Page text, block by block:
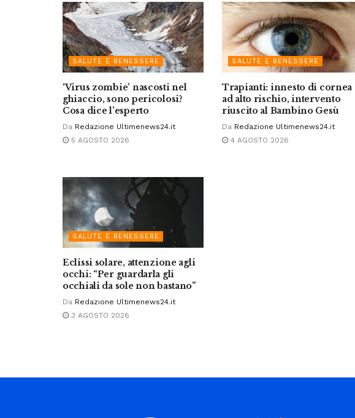
SALUTE E BENESSERE
‘Virus zombie’ nascosti nel
ghiaccio, sono pericolosi?
Cosa dice l’esperto
Da Redazione Ultimenews24.it
5 AGOSTO 2026
SALUTE E BENESSERE
Trapianti: innesto di cornea
ad alto rischio, intervento
riuscito al Bambino Gesù
Da Redazione Ultimenews24.it
4 AGOSTO 2026
SALUTE E BENESSERE
Eclissi solare, attenzione agli
occhi: “Per guardarla gli
occhiali da sole non bastano”
Da Redazione Ultimenews24.it
3 AGOSTO 2026